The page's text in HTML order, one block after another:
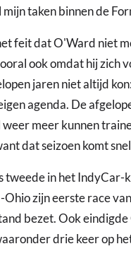
taken binnen de
feit dat O'Ward niet
ook omdat hij zich
jaren niet altijd
agenda. De
meer kunnen
dat seizoen komt
in het IndyCar-
zijn eerste race
bezet. Ook
drie keer op